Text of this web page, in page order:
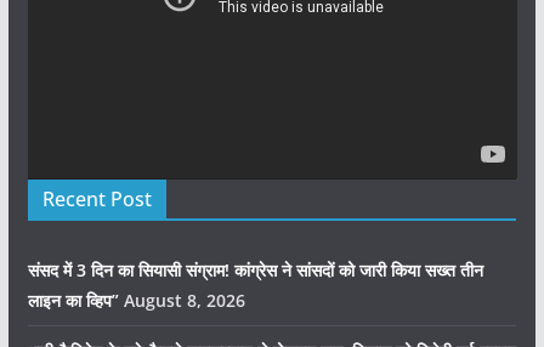
Recent Post
संसद में 3 दिन का सियासी संग्राम! कांग्रेस ने सांसदों को जारी किया सख्त तीन
लाइन का व्हिप” August 8, 2026